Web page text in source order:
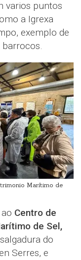
varios puntos
a Igrexa
exemplo de
Marítimo de
Centro de
de Sel,
do
Serres, e